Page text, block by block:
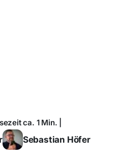
ca. 1 Min. |
Sebastian Höfer